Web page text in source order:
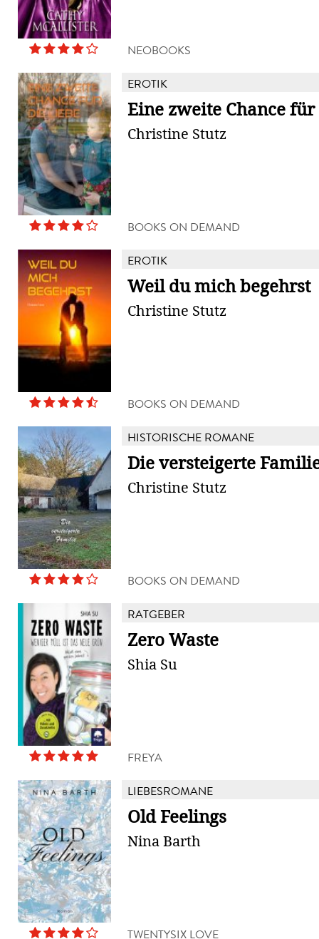
NEOBOOKS
EROTIK
Eine zweite Chance
Christine Stutz
BOOKS ON DEMAND
EROTIK
Weil du mich begehrst
Christine Stutz
BOOKS ON DEMAND
HISTORISCHE ROMANE
Die versteigerte
Christine Stutz
BOOKS ON DEMAND
RATGEBER
Zero Waste
Shia Su
FREYA
LIEBESROMANE
Old Feelings
Nina Barth
TWENTYSIX LOVE